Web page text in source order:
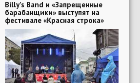
Billy’s Band и «Запрещенные
барабанщики» выступят на
фестивале «Красная строка»